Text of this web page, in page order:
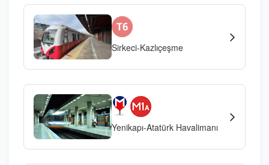
Sirkeci-Kazlıçeşme
Yenikapı-Atatürk Havalimanı